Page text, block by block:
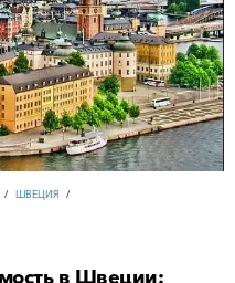
/ ШВЕЦИЯ /
в Швеции: